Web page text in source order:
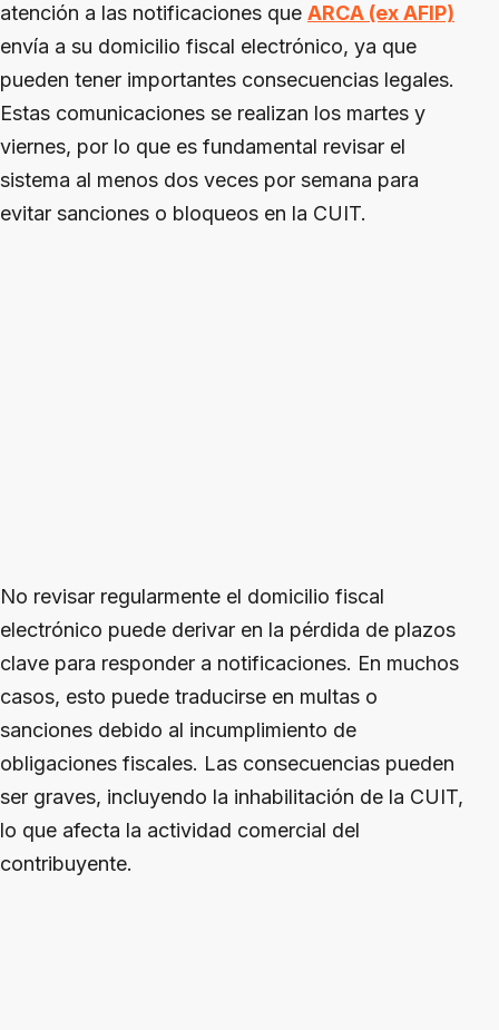
atención a las notificaciones que ARCA (ex AFIP)
envía a su domicilio fiscal electrónico, ya que
pueden tener importantes consecuencias legales.
Estas comunicaciones se realizan los martes y
viernes, por lo que es fundamental revisar el
sistema al menos dos veces por semana para
evitar sanciones o bloqueos en la CUIT.
No revisar regularmente el domicilio fiscal
electrónico puede derivar en la pérdida de plazos
clave para responder a notificaciones. En muchos
casos, esto puede traducirse en multas o
sanciones debido al incumplimiento de
obligaciones fiscales. Las consecuencias pueden
ser graves, incluyendo la inhabilitación de la CUIT,
lo que afecta la actividad comercial del
contribuyente.